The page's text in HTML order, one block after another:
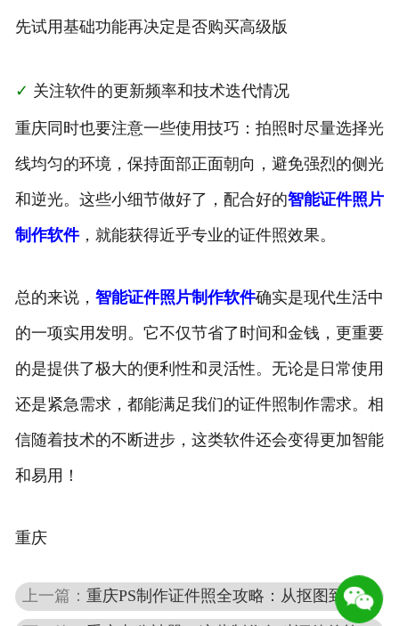
先试用基础功能再决定是否购买高级版
✓ 关注软件的更新频率和技术迭代情况
重庆同时也要注意一些使用技巧：拍照时尽量选择光
线均匀的环境，保持面部正面朝向，避免强烈的侧光
和逆光。这些小细节做好了，配合好的智能证件照片
制作软件，就能获得近乎专业的证件照效果。
总的来说， 智能证件照片制作软件确实是现代生活中
的一项实用发明。它不仅节省了时间和金钱，更重要
的是提供了极大的便利性和灵活性。无论是日常使用
还是紧急需求，都能满足我们的证件照制作需求。相
信随着技术的不断进步，这类软件还会变得更加智能
和易用！
重庆
上一篇：重庆PS制作证件照全攻略：从抠图到调色一步到位，零基础也能学会！